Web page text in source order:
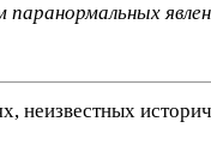
неизвестных